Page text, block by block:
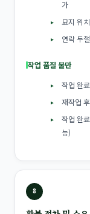
가
묘지 위
연락 두
작업 품질 불만
작업 완
재작업
작업 완
능)
8